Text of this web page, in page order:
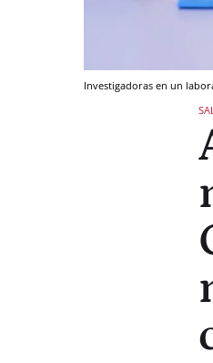
Investigadoras en un